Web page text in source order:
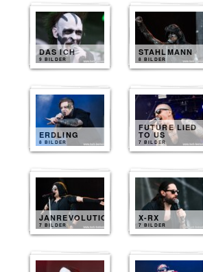
DAS ICH
9 BILDER
STAHLMANN
8 BILDER
ERDLING
8 BILDER
FUTURE LIED
TO US
7 BILDER
JANREVOLUTION
7 BILDER
X-RX
7 BILDER